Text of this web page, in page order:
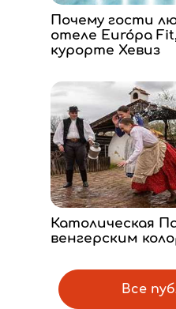
Почему гости
отеле Európa
курорте Хевиз
Католическая
венгерским
Все